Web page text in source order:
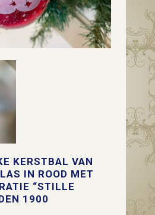
KERSTBAL VAN
IN ROOD MET
“STILLE
1900